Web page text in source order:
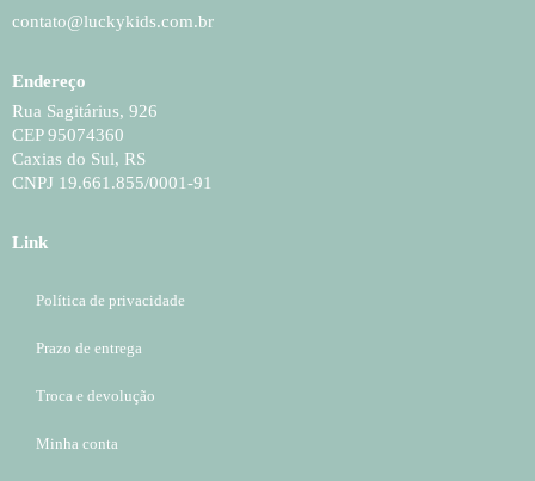
contato@luckykids.com.br
Endereço
Rua Sagitárius, 926
CEP 95074360
Caxias do Sul, RS
CNPJ 19.661.855/0001-91
Link
Política de privacidade
Prazo de entrega
Troca e devolução
Minha conta